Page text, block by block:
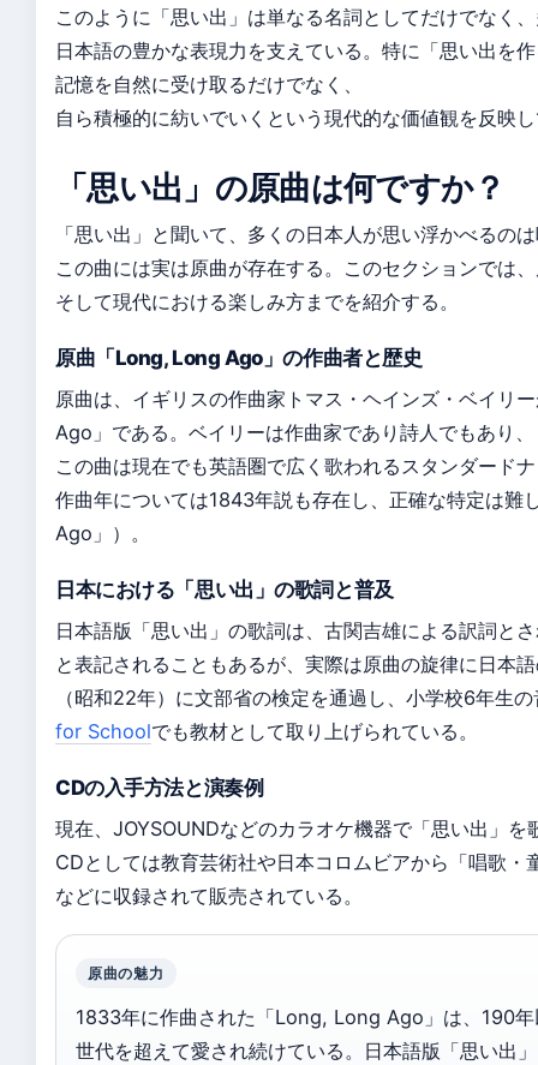
このように「思い出」は単なる名詞としてだけでなく
日本語の豊かな表現力を支えている。特に「思い出を
記憶を自然に受け取るだけでなく、
自ら積極的に紡いでいくという現代的な価値観を反映
「思い出」の原曲は何ですか？
「思い出」と聞いて、多くの日本人が思い浮かべるの
この曲には実は原曲が存在する。このセクションでは
そして現代における楽しみ方までを紹介する。
原曲「Long, Long Ago」の作曲者と歴史
原曲は、イギリスの作曲家トマス・ヘインズ・ベイリ
Ago」である。ベイリーは作曲家であり詩人でもあり、
この曲は現在でも英語圏で広く歌われるスタンダード
作曲年については1843年説も存在し、正確な特定は
Ago」）。
日本における「思い出」の歌詞と普及
日本語版「思い出」の歌詞は、古関吉雄による訳詞と
と表記されることもあるが、実際は原曲の旋律に日本
（昭和22年）に文部省の検定を通過し、小学校6年生
for Schoolでも教材として取り上げられている。
CDの入手方法と演奏例
現在、JOYSOUNDなどのカラオケ機器で「思い出」を
CDとしては教育芸術社や日本コロムビアから「唱歌・
などに収録されて販売されている。
原曲の魅力
1833年に作曲された「Long, Long Ago」は、190年
世代を超えて愛され続けている。日本語版「思い出